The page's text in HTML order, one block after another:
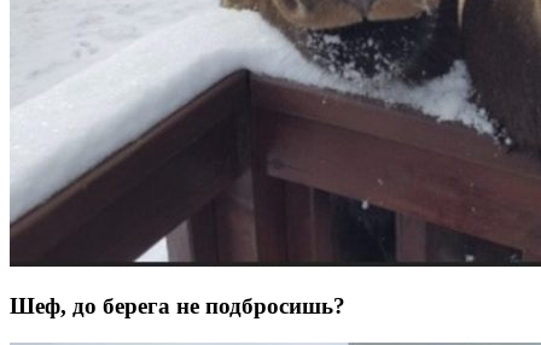
Шеф, до берега не подбросишь?